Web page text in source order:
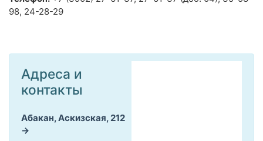
98, 24-28-29
Адреса и
контакты
Абакан, Аскизская, 212